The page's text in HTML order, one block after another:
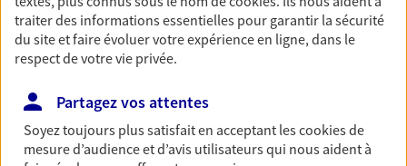
Découvrir les offres Épargne
Préparez sereinement ce nouveau chapitre de
votre vie avec les conseils d'un expert. Découvrez
notre solution PER (Plan Epargne Retraite)
traiter des informations essentielles pour garantir la sécurité
du site et faire évoluer votre expérience en ligne, dans le
respect de votre vie privée.
Partagez vos attentes
Soyez toujours plus satisfait en acceptant lescookiesde
mesure d’audience et d’avis utilisateurs qui nous aident à